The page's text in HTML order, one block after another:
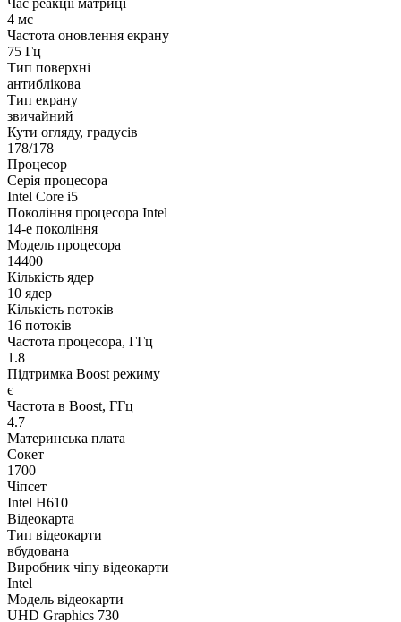
Час реакції матриці
4 мс
Частота оновлення екрану
75 Гц
Тип поверхні
антиблікова
Тип екрану
звичайний
Кути огляду, градусів
178/178
Процесор
Серія процесора
Intel Core i5
Покоління процесора Intel
14-е покоління
Модель процесора
14400
Кількість ядер
10 ядер
Кількість потоків
16 потоків
Частота процесора, ГГц
1.8
Підтримка Boost режиму
є
Частота в Boost, ГГц
4.7
Материнська плата
Сокет
1700
Чіпсет
Intel H610
Відеокарта
Тип відеокарти
вбудована
Виробник чіпу відеокарти
Intel
Модель відеокарти
UHD Graphics 730